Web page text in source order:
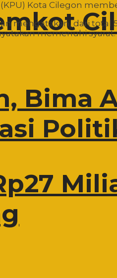
Kota Cilegon
mengatakan, dari
memenuhi syarat.
Bima